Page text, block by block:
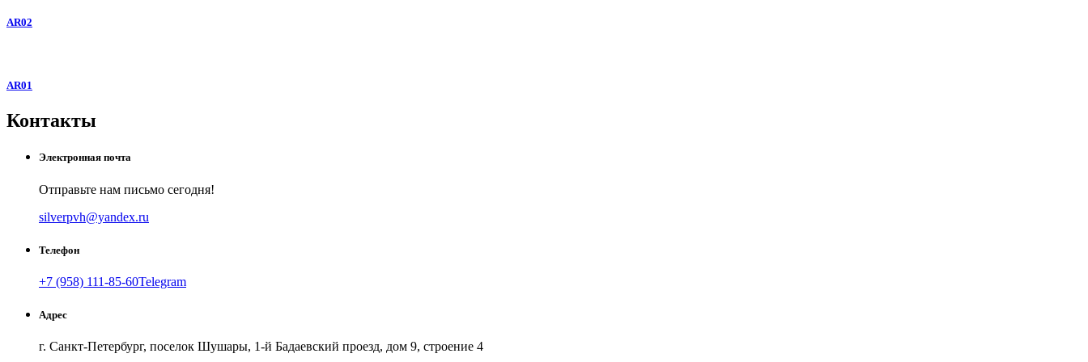
AR02
AR01
Контакты
Электронная почта
Отправьте нам письмо сегодня!
silverpvh@yandex.ru
Телефон
+7 (958) 111-85-60Telegram
Адрес
г. Санкт-Петербург, поселок Шушары, 1-й Бадаевский проезд, дом 9, строение 4
Как добраться
г. Санкт-Петербург, поселок Шушары, 1-й Бадаевский проезд, дом 9, строение 4